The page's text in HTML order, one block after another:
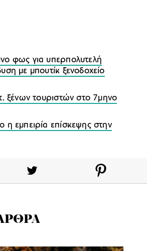
φως για υπερπολυτελή
με μπουτίκ ξενοδοχείο
ξένων τουριστών στο 7μηνο
η εμπειρία επίσκεψης στην